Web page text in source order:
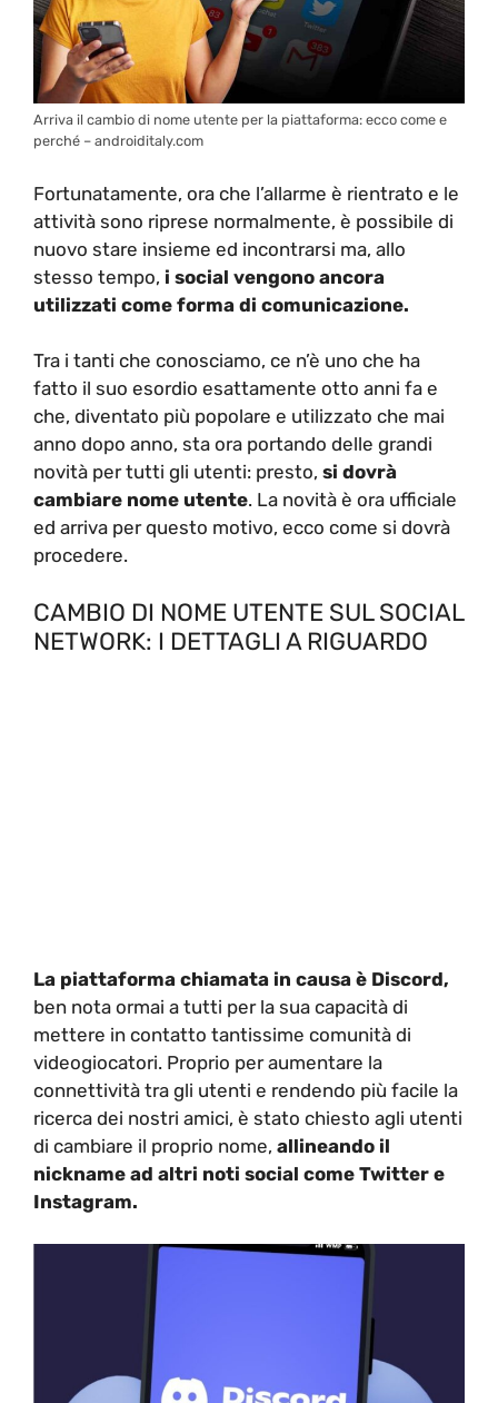
Arriva il cambio di nome utente per la piattaforma: ecco come e
perché – androiditaly.com
Fortunatamente, ora che l’allarme è rientrato e le
attività sono riprese normalmente, è possibile di
nuovo stare insieme ed incontrarsi ma, allo
stesso tempo, i social vengono ancora
utilizzati come forma di comunicazione.
Tra i tanti che conosciamo, ce n’è uno che ha
fatto il suo esordio esattamente otto anni fa e
che, diventato più popolare e utilizzato che mai
anno dopo anno, sta ora portando delle grandi
novità per tutti gli utenti: presto, si dovrà
cambiare nome utente. La novità è ora ufficiale
ed arriva per questo motivo, ecco come si dovrà
procedere.
CAMBIO DI NOME UTENTE SUL SOCIAL
NETWORK: I DETTAGLI A RIGUARDO
La piattaforma chiamata in causa è Discord,
ben nota ormai a tutti per la sua capacità di
mettere in contatto tantissime comunità di
videogiocatori. Proprio per aumentare la
connettività tra gli utenti e rendendo più facile la
ricerca dei nostri amici, è stato chiesto agli utenti
di cambiare il proprio nome, allineando il
nickname ad altri noti social come Twitter e
Instagram.